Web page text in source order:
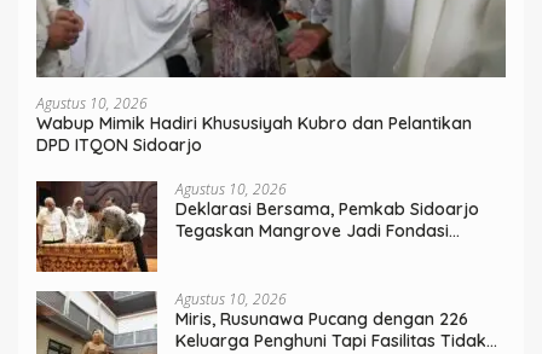
Agustus 10, 2026
Wabup Mimik Hadiri Khususiyah Kubro dan Pelantikan
DPD ITQON Sidoarjo
Agustus 10, 2026
Deklarasi Bersama, Pemkab Sidoarjo
Tegaskan Mangrove Jadi Fondasi
Agustus 10, 2026
Miris, Rusunawa Pucang dengan 226
Keluarga Penghuni Tapi Fasilitas Tidak